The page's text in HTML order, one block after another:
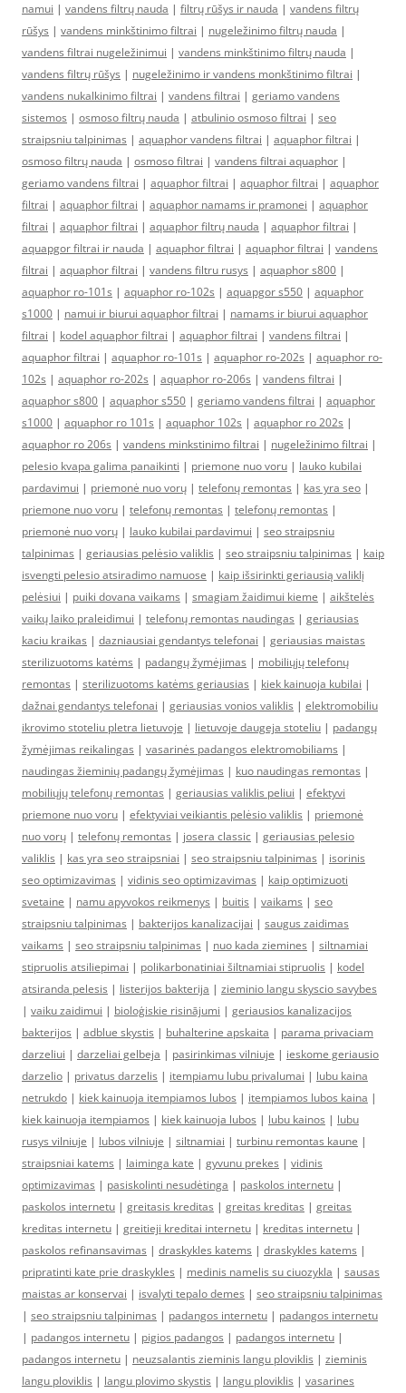
namui | vandens filtrų nauda | filtrų rūšys ir nauda | vandens filtrų
rūšys | vandens minkštinimo filtrai | nugeležinimo filtrų nauda |
vandens filtrai nugeležinimui | vandens minkštinimo filtrų nauda |
vandens filtrų rūšys | nugeležinimo ir vandens monkštinimo filtrai |
vandens nukalkinimo filtrai | vandens filtrai | geriamo vandens
sistemos | osmoso filtrų nauda | atbulinio osmoso filtrai | seo
straipsniu talpinimas | aquaphor vandens filtrai | aquaphor filtrai |
osmoso filtrų nauda | osmoso filtrai | vandens filtrai aquaphor |
geriamo vandens filtrai | aquaphor filtrai | aquaphor filtrai | aquaphor
filtrai | aquaphor filtrai | aquaphor namams ir pramonei | aquaphor
filtrai | aquaphor filtrai | aquaphor filtrų nauda | aquaphor filtrai |
aquapgor filtrai ir nauda | aquaphor filtrai | aquaphor filtrai | vandens
filtrai | aquaphor filtrai | vandens filtru rusys | aquaphor s800 |
aquaphor ro-101s | aquaphor ro-102s | aquapgor s550 | aquaphor
s1000 | namui ir biurui aquaphor filtrai | namams ir biurui aquaphor
filtrai | kodel aquaphor filtrai | aquaphor filtrai | vandens filtrai |
aquaphor filtrai | aquaphor ro-101s | aquaphor ro-202s | aquaphor ro-
102s | aquaphor ro-202s | aquaphor ro-206s | vandens filtrai |
aquaphor s800 | aquaphor s550 | geriamo vandens filtrai | aquaphor
s1000 | aquaphor ro 101s | aquaphor 102s | aquaphor ro 202s |
aquaphor ro 206s | vandens minkstinimo filtrai | nugeležinimo filtrai |
pelesio kvapa galima panaikinti | priemone nuo voru | lauko kubilai
pardavimui | priemonė nuo vorų | telefonų remontas | kas yra seo |
priemone nuo voru | telefonų remontas | telefonų remontas |
priemonė nuo vorų | lauko kubilai pardavimui | seo straipsniu
talpinimas | geriausias pelėsio valiklis | seo straipsniu talpinimas | kaip
isvengti pelesio atsiradimo namuose | kaip išsirinkti geriausią valiklį
pelėsiui | puiki dovana vaikams | smagiam žaidimui kieme | aikštelės
vaikų laiko praleidimui | telefonų remontas naudingas | geriausias
kaciu kraikas | dazniausiai gendantys telefonai | geriausias maistas
sterilizuotoms katėms | padangų žymėjimas | mobiliųjų telefonų
remontas | sterilizuotoms katėms geriausias | kiek kainuoja kubilai |
dažnai gendantys telefonai | geriausias vonios valiklis | elektromobiliu
ikrovimo stoteliu pletra lietuvoje | lietuvoje daugeja stoteliu | padangų
žymėjimas reikalingas | vasarinės padangos elektromobiliams |
naudingas žieminių padangų žymėjimas | kuo naudingas remontas |
mobiliųjų telefonų remontas | geriausias valiklis peliui | efektyvi
priemone nuo voru | efektyviai veikiantis pelėsio valiklis | priemonė
nuo vorų | telefonų remontas | josera classic | geriausias pelesio
valiklis | kas yra seo straipsniai | seo straipsniu talpinimas | isorinis
seo optimizavimas | vidinis seo optimizavimas | kaip optimizuoti
svetaine | namu apyvokos reikmenys | buitis | vaikams | seo
straipsniu talpinimas | bakterijos kanalizacijai | saugus zaidimas
vaikams | seo straipsniu talpinimas | nuo kada ziemines | siltnamiai
stipruolis atsiliepimai | polikarbonatiniai šiltnamiai stipruolis | kodel
atsiranda pelesis | listerijos bakterija | zieminio langu skyscio savybes
| vaiku zaidimui | bioloģiskie risinājumi | geriausios kanalizacijos
bakterijos | adblue skystis | buhalterine apskaita | parama privaciam
darzeliui | darzeliai gelbeja | pasirinkimas vilniuje | ieskome geriausio
darzelio | privatus darzelis | itempiamu lubu privalumai | lubu kaina
netrukdo | kiek kainuoja itempiamos lubos | itempiamos lubos kaina |
kiek kainuoja itempiamos | kiek kainuoja lubos | lubu kainos | lubu
rusys vilniuje | lubos vilniuje | siltnamiai | turbinu remontas kaune |
straipsniai katems | laiminga kate | gyvunu prekes | vidinis
optimizavimas | pasiskolinti nesudėtinga | paskolos internetu |
paskolos internetu | greitasis kreditas | greitas kreditas | greitas
kreditas internetu | greitieji kreditai internetu | kreditas internetu |
paskolos refinansavimas | draskykles katems | draskykles katems |
pripratinti kate prie draskykles | medinis namelis su ciuozykla | sausas
maistas ar konservai | isvalyti tepalo demes | seo straipsniu talpinimas
| seo straipsniu talpinimas | padangos internetu | padangos internetu
| padangos internetu | pigios padangos | padangos internetu |
padangos internetu | neuzsalantis zieminis langu ploviklis | zieminis
langu ploviklis | langu plovimo skystis | langu ploviklis | vasarines